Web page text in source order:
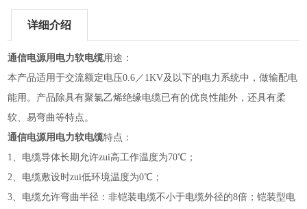
详细介绍
通信电源用电力软电缆用途：
本产品适用于交流额定电压0.6／1KV及以下的电力系统中，做输配电
能用。产品除具有聚氯乙烯绝缘电缆已有的优良性能外，还具有柔
软、易弯曲等特点。
通信电源用电力软电缆特点：
1、电缆导体长期允许zui高工作温度为70℃；
2、电缆敷设时zui低环境温度为0℃；
3、电缆允许弯曲半径：非铠装电缆不小于电缆外径的8倍；铠装型电